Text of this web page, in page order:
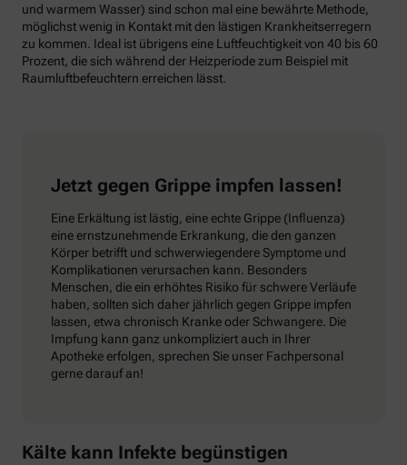
und warmem Wasser) sind schon mal eine bewährte Methode,
möglichst wenig in Kontakt mit den lästigen Krankheitserregern
zu kommen. Ideal ist übrigens eine Luftfeuchtigkeit von 40 bis 60
Prozent, die sich während der Heizperiode zum Beispiel mit
Raumluftbefeuchtern erreichen lässt.
Jetzt gegen Grippe impfen lassen!
Eine Erkältung ist lästig, eine echte Grippe (Influenza)
eine ernstzunehmende Erkrankung, die den ganzen
Körper betrifft und schwerwiegendere Symptome und
Komplikationen verursachen kann. Besonders
Menschen, die ein erhöhtes Risiko für schwere Verläufe
haben, sollten sich daher jährlich gegen Grippe impfen
lassen, etwa chronisch Kranke oder Schwangere. Die
Impfung kann ganz unkompliziert auch in Ihrer
Apotheke erfolgen, sprechen Sie unser Fachpersonal
gerne darauf an!
Kälte kann Infekte begünstigen